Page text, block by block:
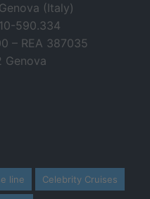
(Italy)
590.334
– REA 387035
line Celebrity Cruises